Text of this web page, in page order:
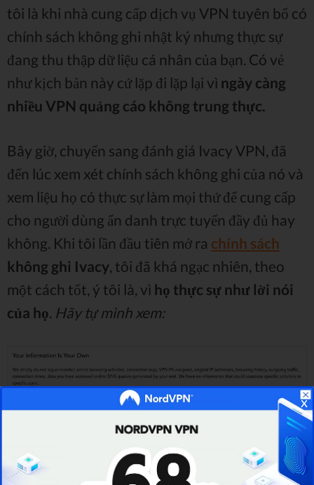
tôi là khi nhà cung cấp dịch vụ VPN tuyên bố có
chính sách không ghi nhật ký nhưng thực sự
đang thu thập dữ liệu cá nhân của bạn. Có vẻ
như kịch bản này cứ lặp đi lặp lại vì ngày càng
nhiều VPN quảng cáo không trung thực.
Bây giờ, chuyển sang đánh giá Ivacy VPN, đã
đến lúc xem xét chính sách không ghi của nó và
xem liệu họ có thực sự làm mọi thứ để cung cấp
cho người dùng ẩn danh trực tuyến đầy đủ hay
không. Khi tôi lần đầu tiên mở ra chính sách
không ghi Ivacy, tôi đã khá ngạc nhiên, theo
một cách tốt, ý tôi là, vì họ thực sự như lời nói
của họ. Hãy tự mình xem:
Như bạn có thể thấy, chỉ tên của bạn (bạn luôn
có thể nhập tên giả), email và phương thức
x